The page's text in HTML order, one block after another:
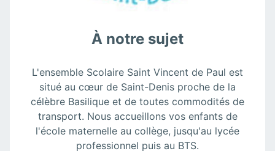
À notre sujet
L'ensemble Scolaire Saint Vincent de Paul est
situé au cœur de Saint-Denis proche de la
célèbre Basilique et de toutes commodités de
transport. Nous accueillons vos enfants de
l'école maternelle au collège, jusqu'au lycée
professionnel puis au BTS.